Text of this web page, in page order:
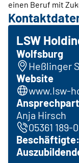
einen Beruf mit
LSW
Wolfsburg
Heßlinger
Website
www.lsw-
Anja Hirsch
05361 189-0